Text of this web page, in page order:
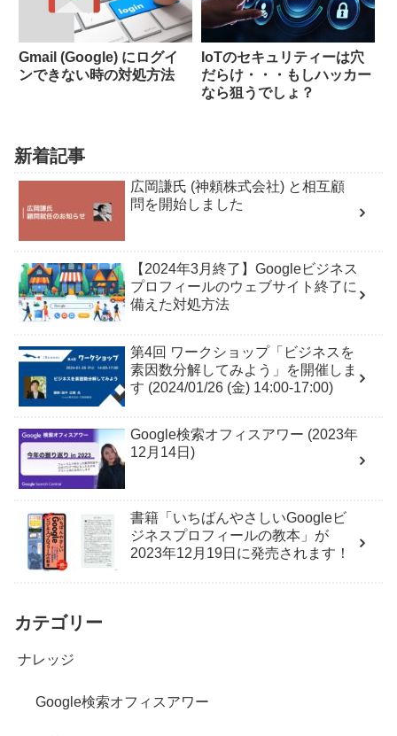
Gmail (Google) にログイ
ンできない時の対処方法
IoTのセキュリティーは穴
だらけ・・・もしハッカー
なら狙うでしょ？
新着記事
広岡謙氏 (神頼株式会社) と相互顧
問を開始しました
【2024年3月終了】Googleビジネス
プロフィールのウェブサイト終了に
備えた対処方法
第4回 ワークショップ「ビジネスを
素因数分解してみよう」を開催しま
す (2024/01/26 (金) 14:00-17:00)
Google検索オフィスアワー (2023年
12月14日)
書籍「いちばんやさしいGoogleビ
ジネスプロフィールの教本」が
2023年12月19日に発売されます！
カテゴリー
ナレッジ
Google検索オフィスアワー